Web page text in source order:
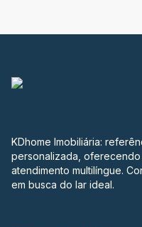
KDhome Imobiliária:
personalizada,
atendimento multilíngue.
em busca do lar ideal.